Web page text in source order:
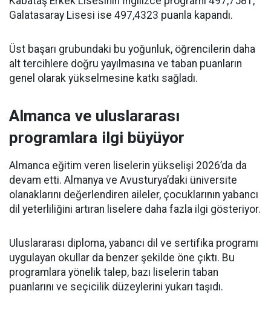
Galatasaray Lisesi ise 497,4323 puanla kapandı.
Üst başarı grubundaki bu yoğunluk, öğrencilerin daha
alt tercihlere doğru yayılmasına ve taban puanların
genel olarak yükselmesine katkı sağladı.
Almanca ve uluslararası
programlara ilgi büyüyor
Almanca eğitim veren liselerin yükselişi 2026’da da
devam etti. Almanya ve Avusturya’daki üniversite
olanaklarını değerlendiren aileler, çocuklarının yabancı
dil yeterliliğini artıran liselere daha fazla ilgi gösteriyor.
Uluslararası diploma, yabancı dil ve sertifika programı
uygulayan okullar da benzer şekilde öne çıktı. Bu
programlara yönelik talep, bazı liselerin taban
puanlarını ve seçicilik düzeylerini yukarı taşıdı.